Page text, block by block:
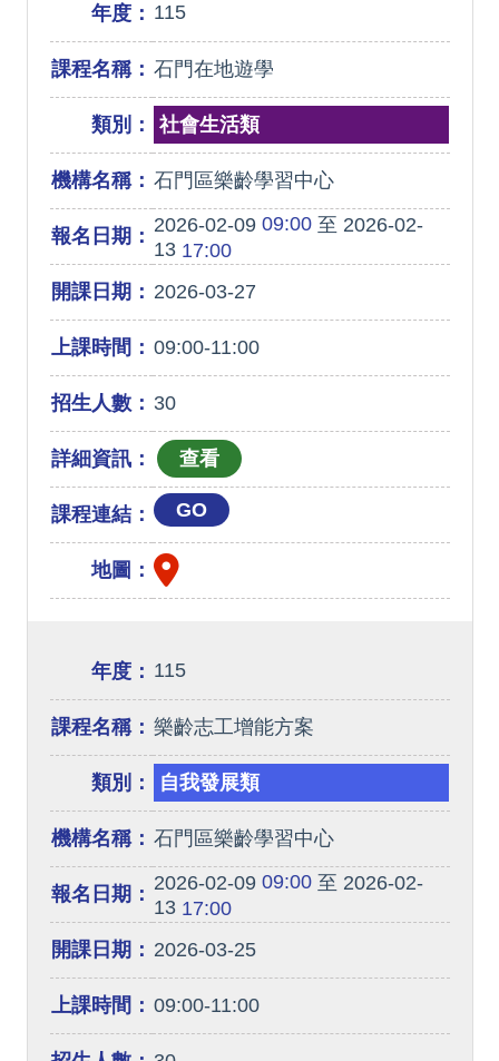
年度： 115
課程名稱： 石門在地遊學
類別： 社會生活類
機構名稱： 石門區樂齡學習中心
報名日期： 2026-02-0909:00至 2026-02-
1317:00
開課日期： 2026-03-27
上課時間： 09:00-11:00
招生人數： 30
詳細資訊：
課程連結： GO
地圖：
年度： 115
課程名稱： 樂齡志工增能方案
類別： 自我發展類
機構名稱： 石門區樂齡學習中心
報名日期： 2026-02-0909:00至 2026-02-
1317:00
開課日期： 2026-03-25
上課時間： 09:00-11:00